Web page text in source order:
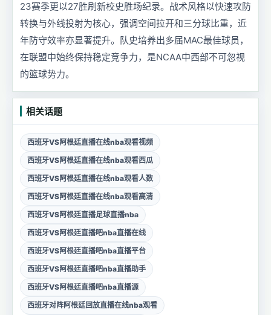
23赛季更以27胜刷新校史胜场纪录。战术风格以快速攻防
转换与外线投射为核心，强调空间拉开和三分球比重，近
年防守效率亦显著提升。队史培养出多届MAC最佳球员，
在联盟中始终保持稳定竞争力，是NCAA中西部不可忽视
的篮球势力。
相关话题
西班牙VS阿根廷直播在线nba观看视频
西班牙VS阿根廷直播在线nba观看西瓜
西班牙VS阿根廷直播在线nba观看人数
西班牙VS阿根廷直播在线nba观看高清
西班牙VS阿根廷直播足球直播nba
西班牙VS阿根廷直播吧nba直播在线
西班牙VS阿根廷直播吧nba直播平台
西班牙VS阿根廷直播吧nba直播助手
西班牙VS阿根廷直播吧nba直播源
西班牙对阵阿根廷回放直播在线nba观看